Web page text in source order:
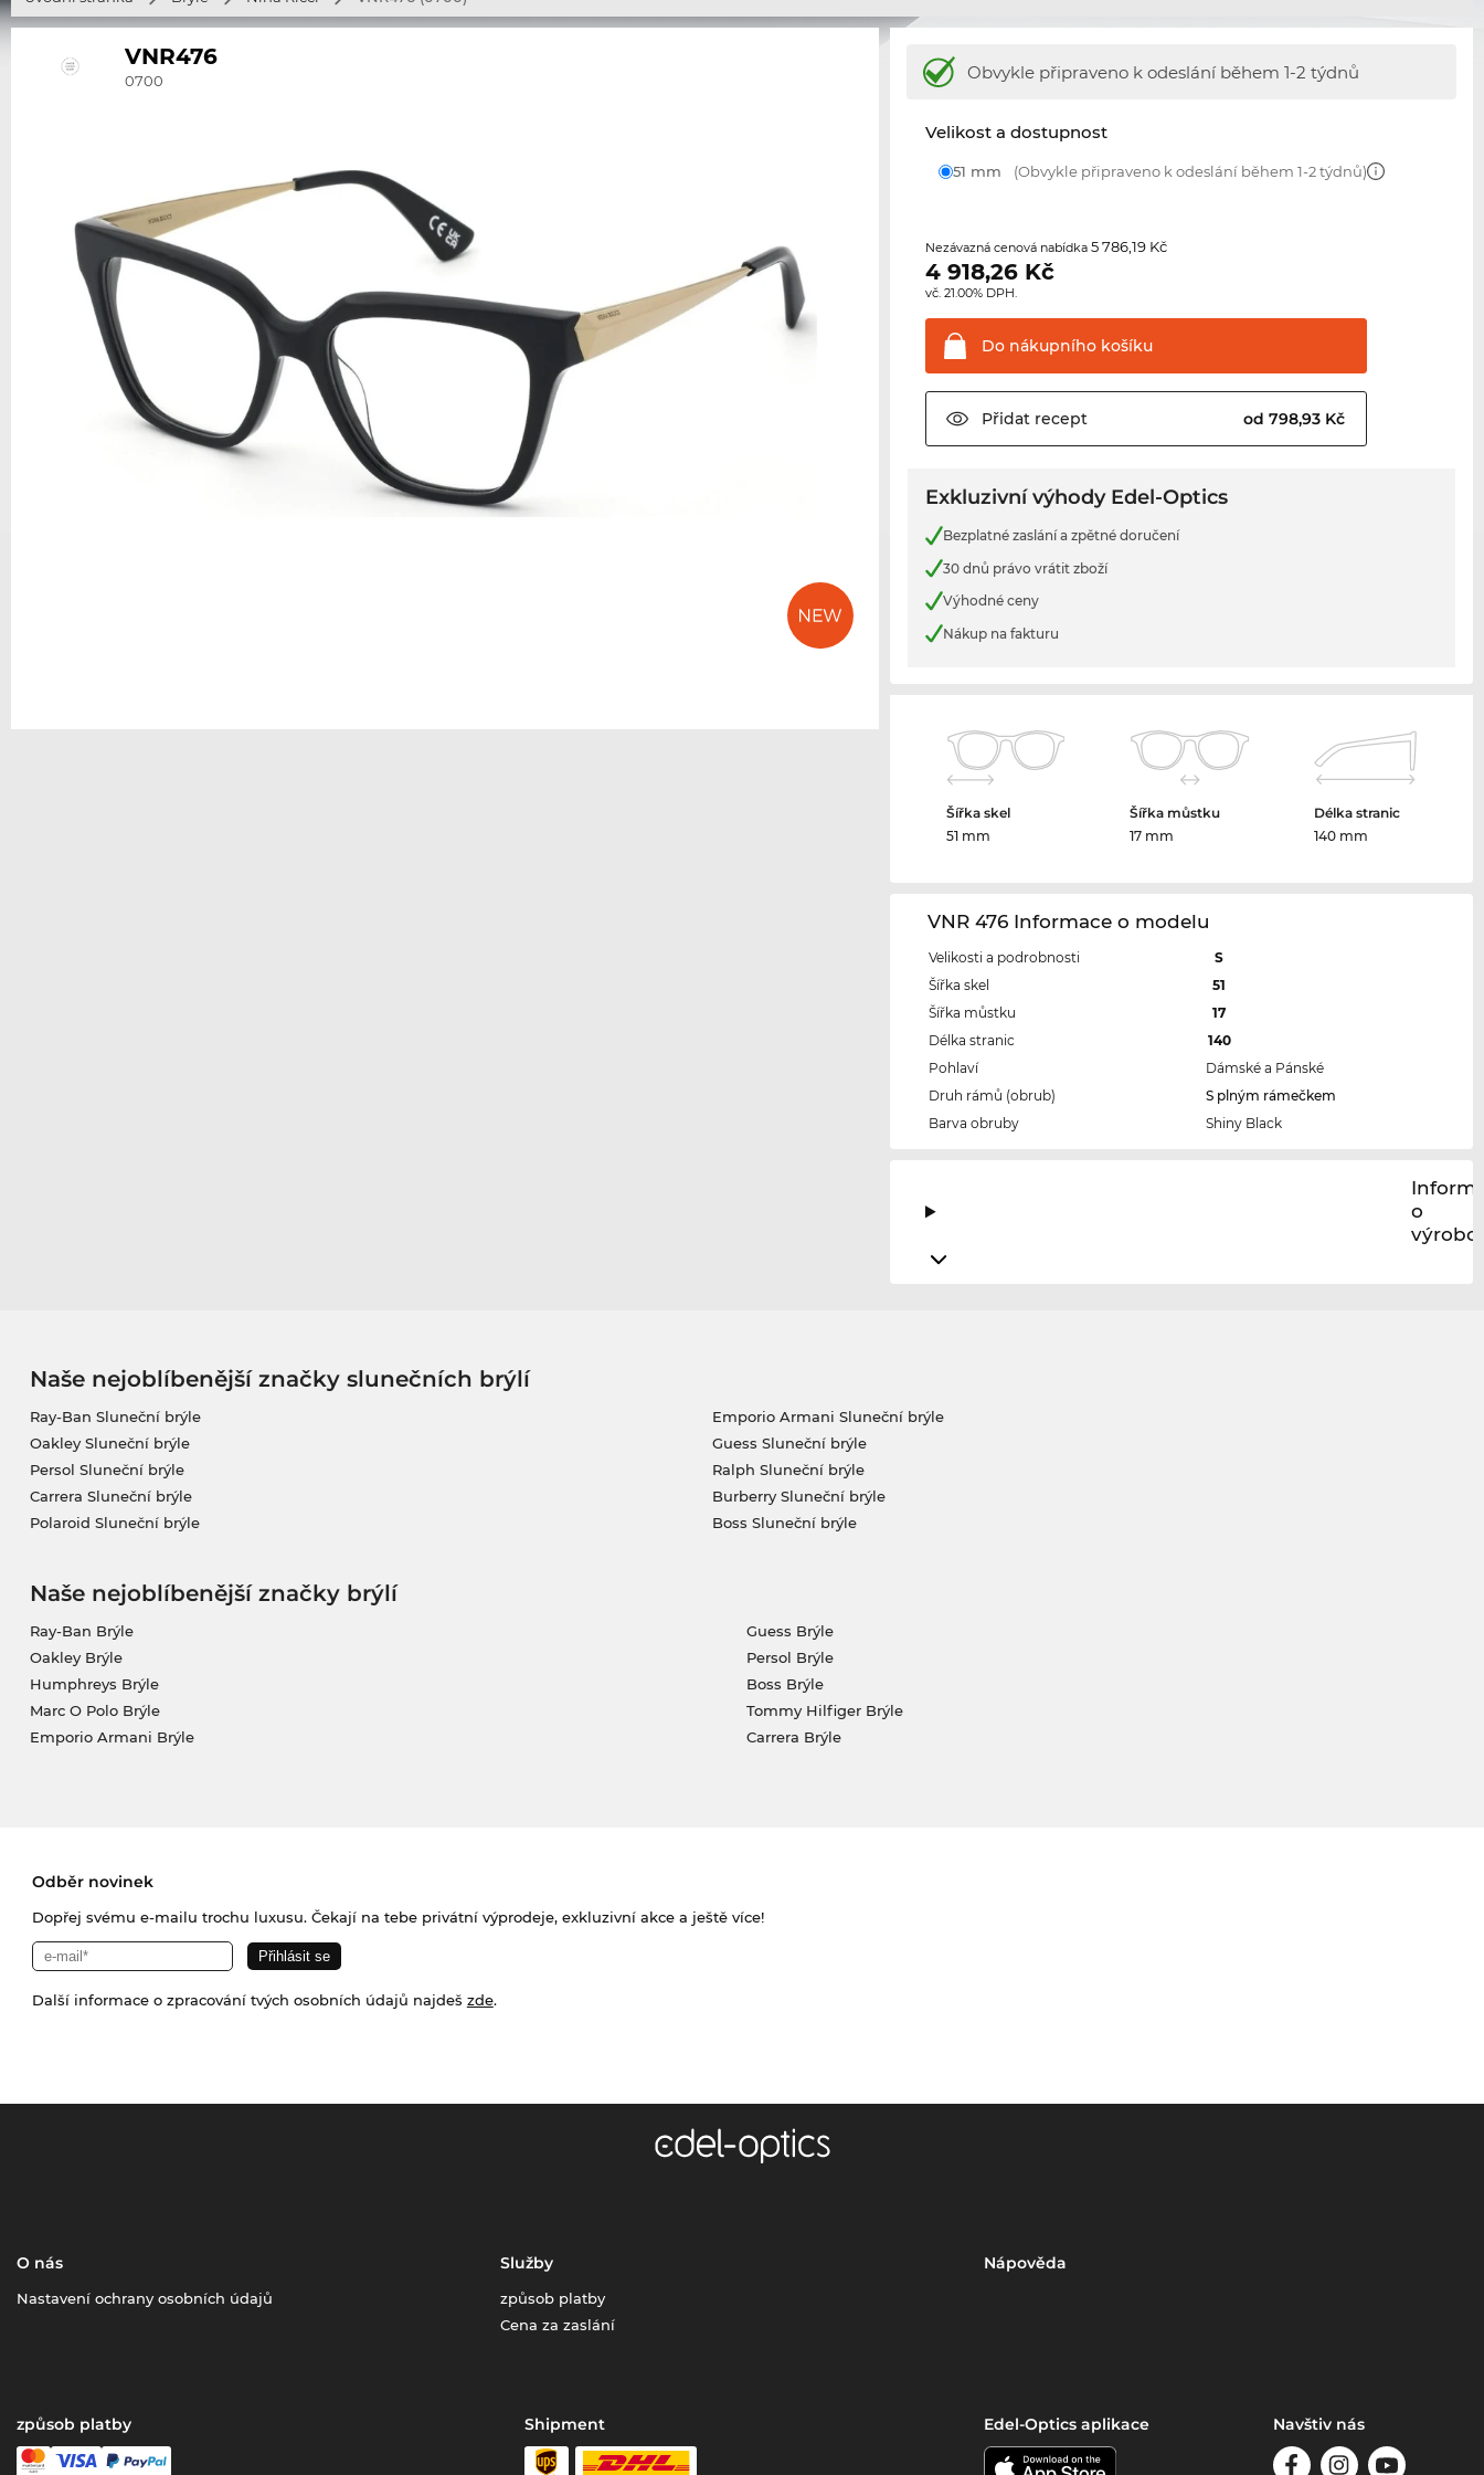
VNR476
0700 Obvykle připraveno k odeslání během 1-2 týdnů
Velikost a dostupnost
51 mm (Obvykle připraveno k odeslání během 1-2 týdnů)
Nezávazná cenová nabídka5 786,19 Kč
4 918,26 Kč
vč. 21.00% DPH.
Do nákupního košíku
Přidat recept od 798,93 Kč
Exkluzivní výhody Edel-Optics
Bezplatné zaslání a zpětné doručení
30 dnů právo vrátit zboží
Výhodné ceny
Nákup na fakturu
Šířka skel
51 mm
Šířka můstku
17 mm
Délka stranic
140 mm
VNR 476 Informace o modelu
Velikosti a podrobnosti
S
Šířka skel
51
Šířka můstku
17
Délka stranic
140
Pohlaví
Dámské a Pánské
Druh rámů (obrub)
S plným rámečkem
Barva obruby
Shiny Black
o
výrobci
Naše nejoblíbenější značky slunečních brýlí
Ray-Ban Sluneční brýle
Oakley Sluneční brýle
Persol Sluneční brýle
Carrera Sluneční brýle
Polaroid Sluneční brýle
Emporio Armani Sluneční brýle
Guess Sluneční brýle
Ralph Sluneční brýle
Burberry Sluneční brýle
Boss Sluneční brýle
Naše nejoblíbenější značky brýlí
Ray-Ban Brýle
Oakley Brýle
Humphreys Brýle
Marc O Polo Brýle
Emporio Armani Brýle
Guess Brýle
Persol Brýle
Boss Brýle
Tommy Hilfiger Brýle
Carrera Brýle
Odběr novinek
Dopřej svému e-mailu trochu luxusu. Čekají na tebe privátní výprodeje, exkluzivní akce a ještě více!
Další informace o zpracování tvých osobních údajů najdeš zde.
O nás
Nastavení ochrany osobních údajů
Služby
způsob platby
Cena za zaslání
Nápověda
způsob platby Shipment Edel-Optics aplikace Navštiv nás